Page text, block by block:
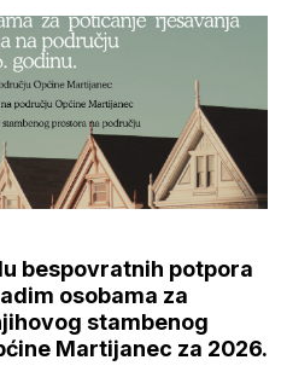
bespovratnih potpora
osobama za
stambenog
Martijanec za 2026.